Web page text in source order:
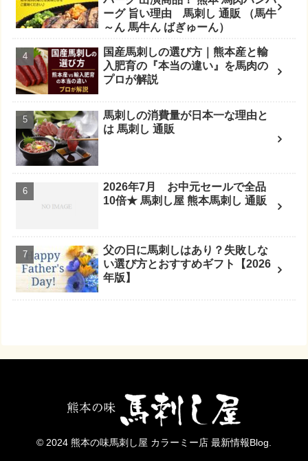
ーグ 旨い理由 馬刺し 通販 （馬牛
～ん 馬牛ん ばぎゅーん）
国産馬刺しの選び方｜熊本産と輸
入肥育の『本当の違い』を馬肉の
プロが解説
馬刺しの消費量が日本一な理由と
は 馬刺し 通販
2026年7月 お中元セールで全品
10倍★ 馬刺し屋 熊本馬刺し 通販
父の日に馬刺しはあり？失敗しな
い選び方とおすすめギフト【2026
年版】
© 2024 熊本の味馬刺し屋 カラーミー店 最新情報Blog.